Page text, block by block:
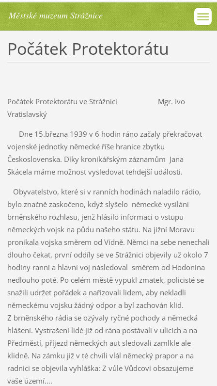
Městské muzeum Strážnice
Počátek Protektorátu
Počátek Protektorátu ve Strážnici Mgr. Ivo
Vratislavský
Dne 15.března 1939 v 6 hodin ráno začaly překračovat
vojenské jednotky německé říše hranice zbytku
Československa. Díky kronikářským záznamům Jana
Skácela máme možnost vysledovat tehdejší události.
Obyvatelstvo, které si v ranních hodinách naladilo rádio,
bylo značně zaskočeno, když slyšelo německé vysílání
brněnského rozhlasu, jenž hlásilo informaci o vstupu
německých vojsk na půdu našeho státu. Na jižní Moravu
pronikala vojska směrem od Vídně. Němci na sebe nenechali
dlouho čekat, první oddíly se ve Strážnici objevily už okolo 7
hodiny ranní a hlavní voj následoval směrem od Hodonína
nedlouho poté. Po celém městě vypukl zmatek, policisté se
snažili udržet pořádek a nařizovali lidem, aby nekladli
německému vojsku žádný odpor a byl zachován klid.
Z brněnského rádia se ozývaly ryčné pochody a německá
hlášení. Vystrašení lidé již od rána postávali v ulicích a na
Předměstí, příjezd německých aut sledovali zamlkle ale
klidně. Na zámku již v té chvíli vlál německý prapor a na
radnici se objevila vyhláška: Z vůle Vůdcovi obsazujeme
vaše území….